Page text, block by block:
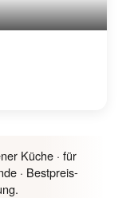
Küche · für
· Bestpreis-